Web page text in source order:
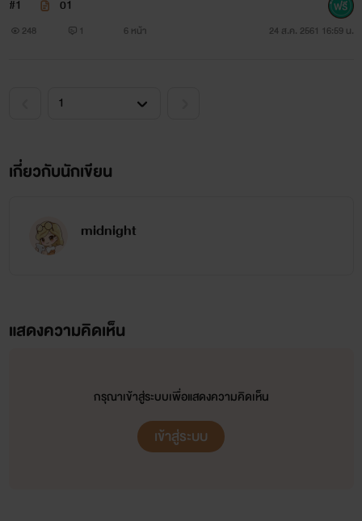
#1 01
248 1 6 หน้า 24 ส.ค. 2561 16:59 น.
เกี่ยวกับนักเขียน
midnight
แสดงความคิดเห็น
กรุณาเข้าสู่ระบบเพื่อแสดงความคิดเห็น
เข้าสู่ระบบ